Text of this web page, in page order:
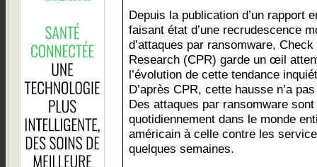
Depuis la publication d’un rapport
faisant état d’une recrudescence
d’attaques par ransomware, Check
Research (CPR) garde un œil
l’évolution de cette tendance
D’après CPR, cette hausse n’a
Des attaques par ransomware
quotidiennement dans le monde
américain à celle contre les
quelques semaines.